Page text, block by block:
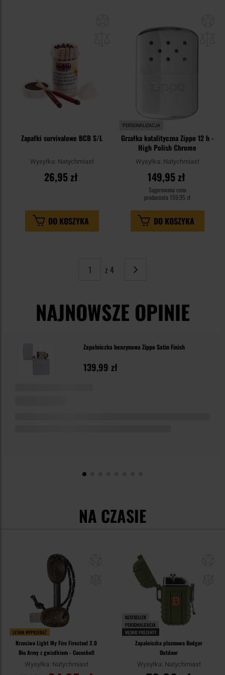
Zapałki survivalowe BCB S/L
Wysyłka: Natychmiast
26,95 zł
DO KOSZYKA
PERSONALIZACJA
Grzałka katalityczna Zippo 12 h -
High Polish Chrome
Wysyłka: Natychmiast
149,95 zł
Sugerowana cena
producenta 159,95 zł
DO KOSZYKA
z 4
Strona
Następne
NAJNOWSZE OPINIE
Zapalniczka benzynowa Zippo Satin Finish
139,99 zł
NA CZASIE
LETNIA WYPRZEDAŻ
Krzesiwo Light My Fire Firesteel 2.0
Bio Army z gwizdkiem - Cocoshell
Wysyłka: Natychmiast
BESTSELLER
PERSONALIZACJA
MĘSKIE PREZENTY
Zapalniczka plazmowa Badger
Outdoor
Wysyłka: Natychmiast